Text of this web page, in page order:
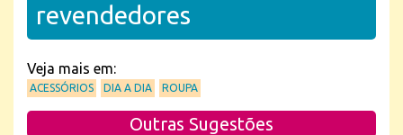
revendedores
Veja mais em:
ACESSÓRIOS DIA A DIA ROUPA
Outras Sugestões